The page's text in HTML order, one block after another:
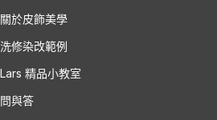
關於皮飾美學
洗修染改範例
Lars 精品小教室
問與答